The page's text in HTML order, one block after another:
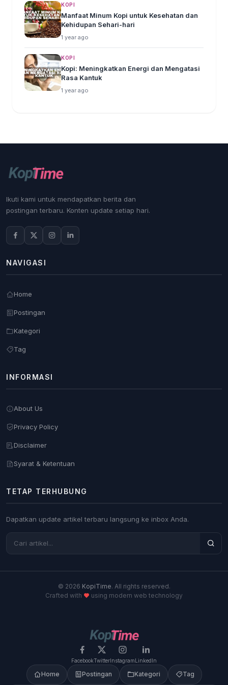
KOPI
Manfaat Minum Kopi untuk Kesehatan dan
Kehidupan Sehari-hari
1 year ago
KOPI
Kopi: Meningkatkan Energi dan Mengatasi
Rasa Kantuk
1 year ago
Ikuti kami untuk mendapatkan berita dan
postingan terbaru. Konten update setiap hari.
NAVIGASI
Home
Postingan
Kategori
Tag
INFORMASI
About Us
Privacy Policy
Disclaimer
Syarat & Ketentuan
TETAP TERHUBUNG
Dapatkan update artikel terbaru langsung ke inbox Anda.
© 2026 KopiTime. All rights reserved.
Crafted with
using modern web technology
FacebookTwitterInstagramLinkedIn
Home Postingan Kategori Tag